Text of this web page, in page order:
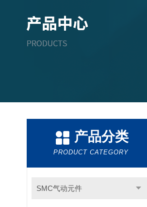
产品分类
PRODUCT CATEGORY
SMC气动元件